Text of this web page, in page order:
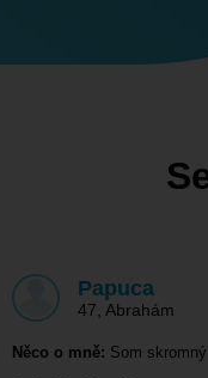
Papuca
47 Abrahám
Něco o mně: Som skromný